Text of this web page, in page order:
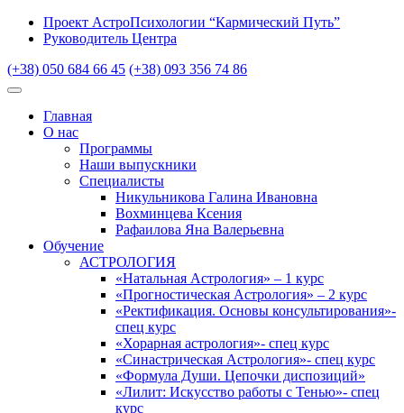
Проект АстроПсихологии “Кармический Путь”
Руководитель Центра
(+38) 050 684 66 45 (+38) 093 356 74 86
Главная
О нас
Программы
Наши выпускники
Специалисты
Никульникова Галина Ивановна
Вохминцева Ксения
Рафаилова Яна Валерьевна
Обучение
АСТРОЛОГИЯ
«Натальная Астрология» – 1 курс
«Прогностическая Астрология» – 2 курс
«Ректификация. Основы консультирования»-
спец курс
«Хорарная астрология»- спец курс
«Синастрическая Астрология»- спец курс
«Формула Души. Цепочки диспозиций»
«Лилит: Искусство работы с Тенью»- спец
курс